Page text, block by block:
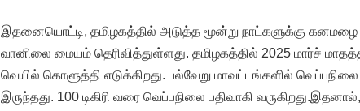
இதனையொட்டி, தமிழகத்தில் அடுத்த மூன்று நாட்களுக்கு கனமழை
வானிலை மையம் தெரிவித்துள்ளது. தமிழகத்தில் 2025 மார்ச்
வெயில் கொளுத்தி எடுக்கிறது. பல்வேறு மாவட்டங்களில்
இருந்தது. 100 டிகிரி வரை வெப்பநிலை பதிவாகி